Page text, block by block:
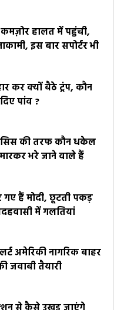
हालत में पहुंची,
इस बार सपोर्टर भी
कर क्यों बैठे ट्रंप, कौन
पांव ?
की तरफ कौन धकेल
भरे जाने वाले हैं
हैं मोदी, छूटती पकड़
में गलतियां
अमेरिकी नागरिक बाहर
जवाबी तैयारी